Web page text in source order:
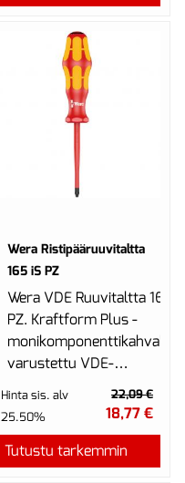
Wera Ristipääruuvitaltta
165 iS PZ
Wera VDE Ruuvitaltta 165
PZ. Kraftform Plus -
monikomponenttikahvalla
varustettu VDE-
ruuvitaltta nopeaan ja
miellyttävään...
Hinta sis. alv
25.50%
22,09 €
18,77 €
Tutustu tarkemmin